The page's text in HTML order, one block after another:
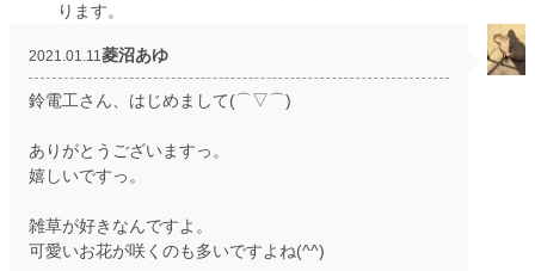
ります。
2021.01.11 菱沼あゆ
鈴電工さん、はじめまして(⌒▽⌒)
ありがとうございますっ。
嬉しいですっ。
雑草が好きなんですよ。
可愛いお花が咲くのも多いですよね(^^)